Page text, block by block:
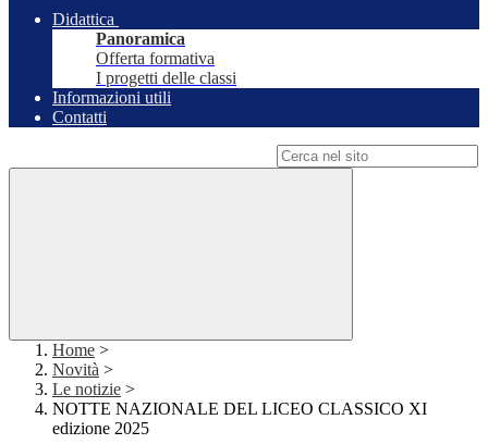
Didattica
Panoramica
Offerta formativa
I progetti delle classi
Informazioni utili
Contatti
Home >
Novità >
Le notizie >
NOTTE NAZIONALE DEL LICEO CLASSICO XI
edizione 2025